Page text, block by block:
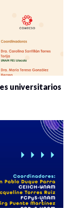
universitarios